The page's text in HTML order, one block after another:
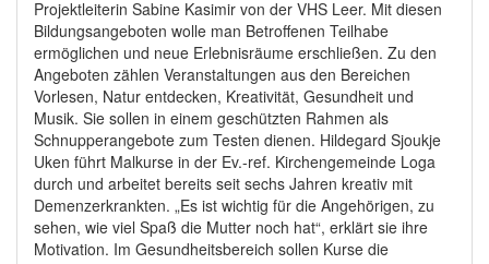
Projektleiterin Sabine Kasimir von der VHS Leer. Mit diesen
Bildungsangeboten wolle man Betroffenen Teilhabe
ermöglichen und neue Erlebnisräume erschließen. Zu den
Angeboten zählen Veranstaltungen aus den Bereichen
Vorlesen, Natur entdecken, Kreativität, Gesundheit und
Musik. Sie sollen in einem geschützten Rahmen als
Schnupperangebote zum Testen dienen. Hildegard Sjoukje
Uken führt Malkurse in der Ev.-ref. Kirchengemeinde Loga
durch und arbeitet bereits seit sechs Jahren kreativ mit
Demenzerkrankten. „Es ist wichtig für die Angehörigen, zu
sehen, wie viel Spaß die Mutter noch hat“, erklärt sie ihre
Motivation. Im Gesundheitsbereich sollen Kurse die